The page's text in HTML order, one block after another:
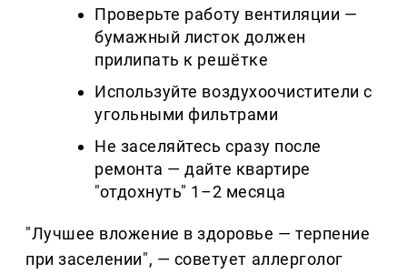
Проверьте работу вентиляции —
бумажный листок должен
прилипать к решётке
Используйте воздухоочистители с
угольными фильтрами
Не заселяйтесь сразу после
ремонта — дайте квартире
"отдохнуть" 1–2 месяца
"Лучшее вложение в здоровье — терпение
при заселении", — советует аллерголог